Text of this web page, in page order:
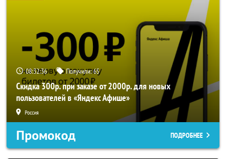
08:32:35 Получили:65
Скидка 300р. при заказе от 2000р. для новых
пользователей в «Яндекс Афише»
Россия
Промокод ПОДРОБНЕЕ